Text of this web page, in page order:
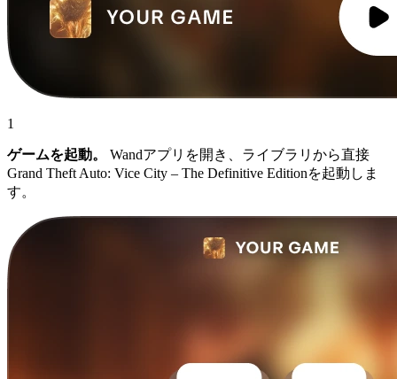
1
ゲームを起動。
Wandアプリを開き、ライブラリから直接
Grand Theft Auto: Vice City – The Definitive Editionを起動しま
す。